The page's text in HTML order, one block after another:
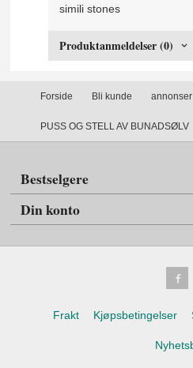
simili stones
Produktanmeldelser (0)
Forside Bli kunde annonser
PUSS OG STELL AV BUNADSØLV
Bestselgere
Din konto
Frakt Kjøpsbetingelser